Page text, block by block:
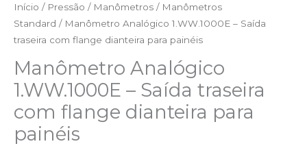
Início / Pressão / Manômetros / Manômetros
Standard / Manômetro Analógico 1.WW.1000E – Saída
traseira com flange dianteira para painéis
Manômetro Analógico
1.WW.1000E – Saída traseira
com flange dianteira para
painéis